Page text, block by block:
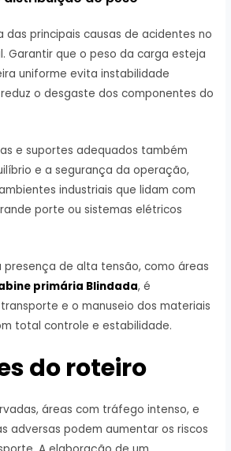
das principais causas de acidentes no
Garantir que o peso da carga esteja
uniforme evita instabilidade
o desgaste dos componentes do
e suportes adequados também
e a segurança da operação,
industriais que lidam com
porte ou sistemas elétricos
presença de alta tensão, como áreas
primária Blindada, é
e o manuseio dos materiais
total controle e estabilidade.
do roteiro
áreas com tráfego intenso, e
adversas podem aumentar os riscos